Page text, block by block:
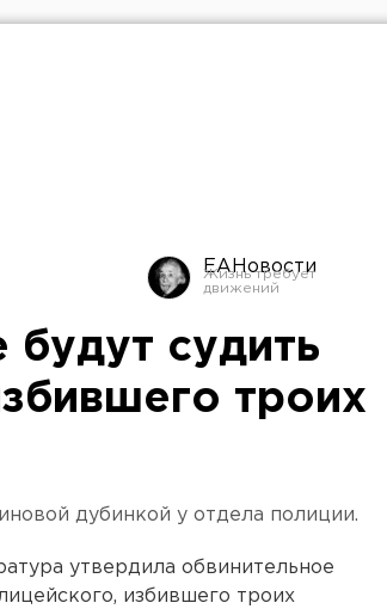
ЕАНовости
судить
троих
дубинкой у отдела полиции.
утвердила обвинительное
избившего троих